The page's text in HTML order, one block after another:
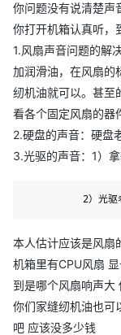
你问题没有说清楚声
你打开机箱认真听，
1.风扇声音问题的解决
加润滑油，在风扇的
纫机油就可以。甚至
看各个固定风扇的器
2.硬盘的声音：硬盘
3.光驱的声音：1）
2）光驱
本人估计应该是风扇
机箱里有CPU风扇
到是哪个风扇响声大
你们家缝纫机油也可
吧 应该没多少钱